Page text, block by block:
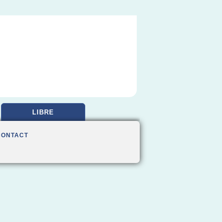
LIBRE